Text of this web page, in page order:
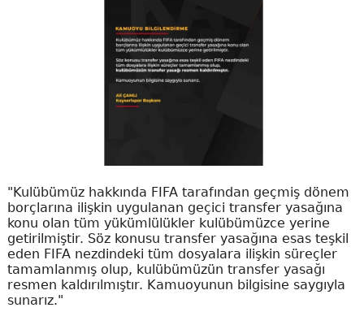
"Kulübümüz hakkında FIFA tarafından geçmiş dönem
borçlarına ilişkin uygulanan geçici transfer yasağına
konu olan tüm yükümlülükler kulübümüzce yerine
getirilmiştir. Söz konusu transfer yasağına esas teşkil
eden FIFA nezdindeki tüm dosyalara ilişkin süreçler
tamamlanmış olup, kulübümüzün transfer yasağı
resmen kaldırılmıştır. Kamuoyunun bilgisine saygıyla
sunarız."